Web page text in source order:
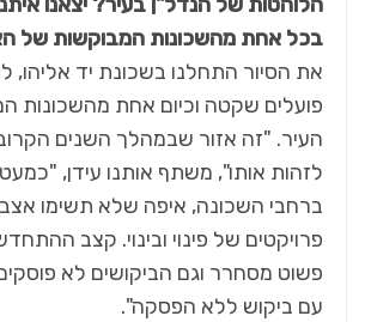
בכל אחת מהשכונות המבוקשות של
את הסיור התחלנו בשכונת יד אליהו,
פועלים שקטה וכיום אחת מהשכונות
העיר. "זה אזור שבמהלך השנים
לזהות אותו", משתף אותנו עידן,
ברחבי השכונה, איפה שלא תשימו
פרויקטים של פינוי ובינוי. קצב
פשוט מסחרר וגם הביקושים לא
עם ביקוש ללא הפסקה".